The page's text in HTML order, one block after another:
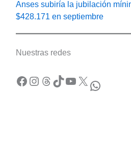
Anses subiría la jubilación
$428.171 en septiembre
Nuestras redes
Facebook Instagram Threads TikTok YouTube X WhatsApp